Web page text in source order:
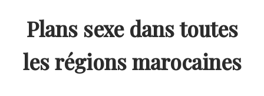
Plans sexe dans toutes
les régions marocaines